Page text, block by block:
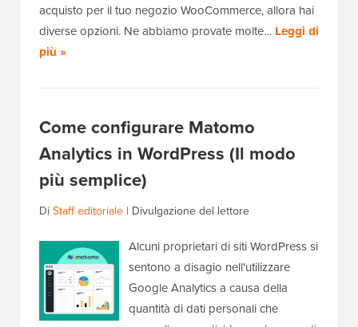
acquisto per il tuo negozio WooCommerce, allora hai
diverse opzioni. Ne abbiamo provate molte… Leggi di
più »
Come configurare Matomo
Analytics in WordPress (Il modo
più semplice)
DiStaff editoriale | Divulgazione del lettore
Alcuni proprietari di siti WordPress si
sentono a disagio nell'utilizzare
Google Analytics a causa della
quantità di dati personali che